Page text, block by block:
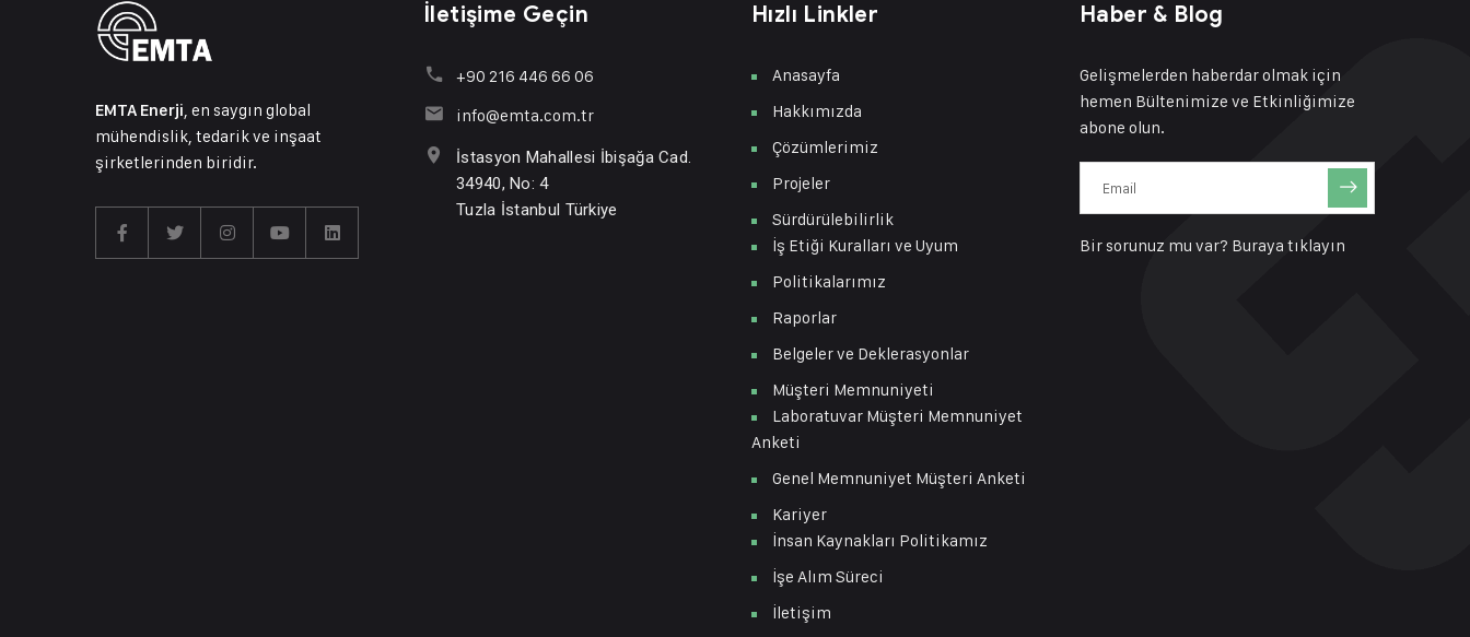
EMTA Enerji, en saygın global
mühendislik, tedarik ve inşaat
şirketlerinden biridir.
İletişime Geçin
+90 216 446 66 06
info@emta.com.tr
İstasyon Mahallesi İbişağa Cad.
34940, No: 4
Tuzla İstanbul Türkiye
Hızlı Linkler
Anasayfa
Hakkımızda
Çözümlerimiz
Projeler
Sürdürülebilirlik
İş Etiği Kuralları ve Uyum
Politikalarımız
Raporlar
Belgeler ve Deklerasyonlar
Müşteri Memnuniyeti
Laboratuvar Müşteri Memnuniyet
Anketi
Genel Memnuniyet Müşteri Anketi
Kariyer
İnsan Kaynakları Politikamız
İşe Alım Süreci
İletişim
Haber & Blog
Gelişmelerden haberdar olmak için
hemen Bültenimize ve Etkinliğimize
abone olun.
Bir sorunuz mu var? Buraya tıklayın